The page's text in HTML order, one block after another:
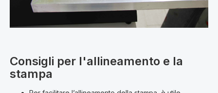
Consigli per l'allineamento e la
stampa